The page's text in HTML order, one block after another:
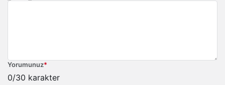
Yorumunuz*
0/30 karakter